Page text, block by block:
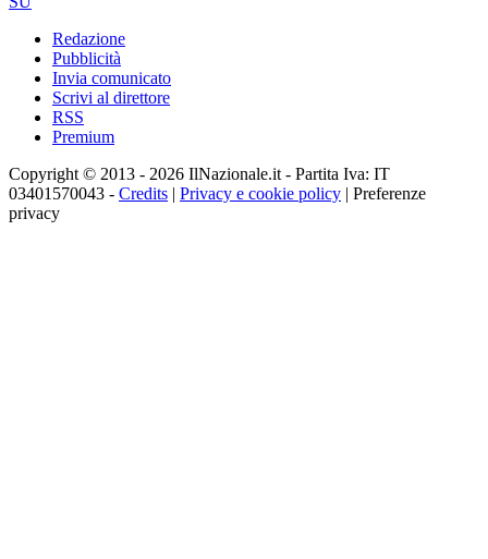
Redazione
Pubblicità
Invia comunicato
Scrivi al direttore
RSS
Premium
Copyright © 2013 - 2026 IlNazionale.it - Partita Iva: IT
03401570043 - Credits | Privacy e cookie policy | Preferenze
privacy